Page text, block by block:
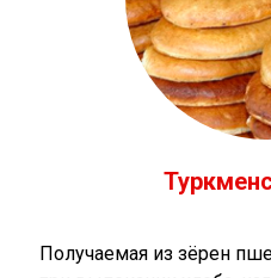
Получаемая из зёрен